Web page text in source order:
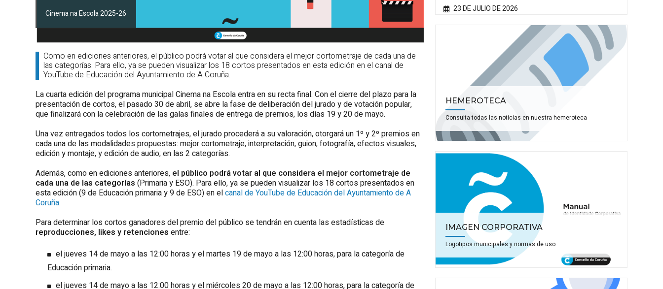
Cinema na Escola 2025-26
Como en ediciones anteriores, el público podrá votar al que considera el mejor cortometraje de cada una de
las categorías. Para ello, ya se pueden visualizar los 18 cortos presentados en esta edición en el canal de
YouTube de Educación del Ayuntamiento de A Coruña.
La cuarta edición del programa municipal Cinema na Escola entra en su recta final. Con el cierre del plazo para la
presentación de cortos, el pasado 30 de abril, se abre la fase de deliberación del jurado y de votación popular,
que finalizará con la celebración de las galas finales de entrega de premios, los días 19 y 20 de mayo.
Una vez entregados todos los cortometrajes, el jurado procederá a su valoración, otorgará un 1º y 2º premios en
cada una de las modalidades propuestas: mejor cortometraje, interpretación, guion, fotografía, efectos visuales,
edición y montaje, y edición de audio; en las 2 categorías.
Además, como en ediciones anteriores, el público podrá votar al que considera el mejor cortometraje de
cada una de las categorías (Primaria y ESO). Para ello, ya se pueden visualizar los 18 cortos presentados en
esta edición (9 de Educación primaria y 9 de ESO) en elcanal de YouTube de Educación del Ayuntamiento de A
Coruña.
Para determinar los cortos ganadores del premio del público se tendrán en cuenta las estadísticas de
reproducciones, likes y retenciones entre:
el jueves 14 de mayo a las 12:00 horas y el martes 19 de mayo a las 12:00 horas, para la categoría de
Educación primaria.
el jueves 14 de mayo a las 12:00 horas y el miércoles 20 de mayo a las 12:00 horas, para la categoría de
23 DE JULIO DE 2026
HEMEROTECA
Consulta todas las noticias en nuestra hemeroteca
IMAGEN CORPORATIVA
Logotipos municipales y normas de uso